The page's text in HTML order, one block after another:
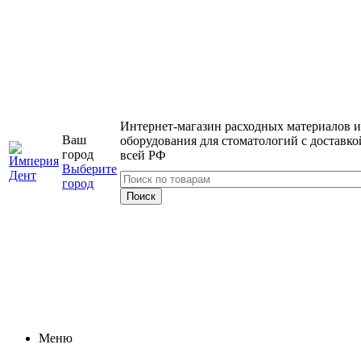
Ваш
город
Выберите
город
Интернет-магазин расходных материалов и
оборудования для стоматологий с
всей РФ
Меню